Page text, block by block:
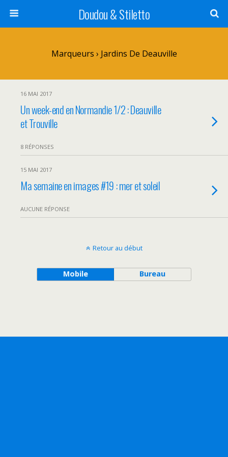
Doudou & Stiletto
Marqueurs › Jardins De Deauville
16 MAI 2017
Un week-end en Normandie 1/2 : Deauville
et Trouville
8 RÉPONSES
15 MAI 2017
Ma semaine en images #19 : mer et soleil
AUCUNE RÉPONSE
Retour au début
Mobile Bureau